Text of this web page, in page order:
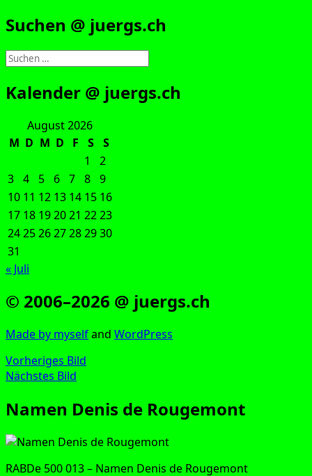
Suchen @ juergs.ch
Suchen
nach:
Kalender @ juergs.ch
August 2026
M D M D F S
S
1
2
3 4 5 6 7 8 9
10 11 12 13 14 15 16
17 18 192021 2223
24252627282930
31
« Juli
© 2006–2026 @ juergs.ch
Made by mys­elfand Word­Press
Vorheriges Bild
Nächstes Bild
Namen Denis de Rougemont
RAB­De 500 013 – Namen Denis de Rougemont